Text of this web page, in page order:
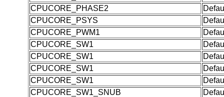
CPUCORE_PHASE2
CPUCORE_PSYS
CPUCORE_PWM1
CPUCORE_SW1
CPUCORE_SW1
CPUCORE_SW1
CPUCORE_SW1
CPUCORE_SW1_SNUB